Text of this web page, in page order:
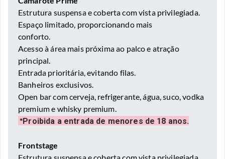
Estrutura suspensa e coberta com vista privilegiada.
Espaço limitado, proporcionando mais
conforto.
Acesso à área mais próxima ao palco e atração
principal.
Entrada prioritária, evitando filas.
Banheiros exclusivos.
Open bar com cerveja, refrigerante, água, suco, vodka
premium e whisky premium.
*Proibida a entrada de menores de 18 anos.
Frontstage